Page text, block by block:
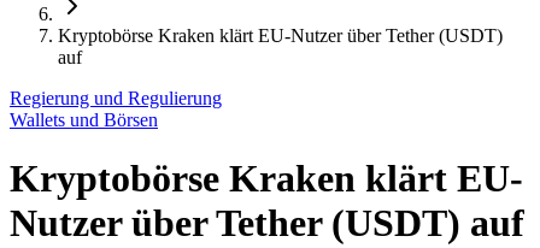
Kryptobörse Kraken klärt EU-Nutzer über Tether (USDT)
auf
Regierung und Regulierung
Wallets und Börsen
Kryptobörse Kraken klärt EU-
Nutzer über Tether (USDT) auf